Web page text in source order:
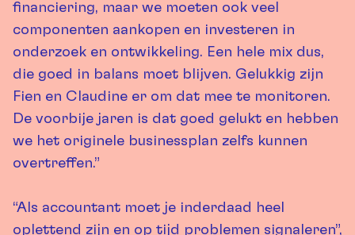
financiering, maar we moeten ook veel
componenten aankopen en investeren in
onderzoek en ontwikkeling. Een hele mix dus,
die goed in balans moet blijven. Gelukkig zijn
Fien en Claudine er om dat mee te monitoren.
De voorbije jaren is dat goed gelukt en hebben
we het originele businessplan zelfs kunnen
overtreffen.”
“Als accountant moet je inderdaad heel
oplettend zijn en op tijd problemen signaleren”,